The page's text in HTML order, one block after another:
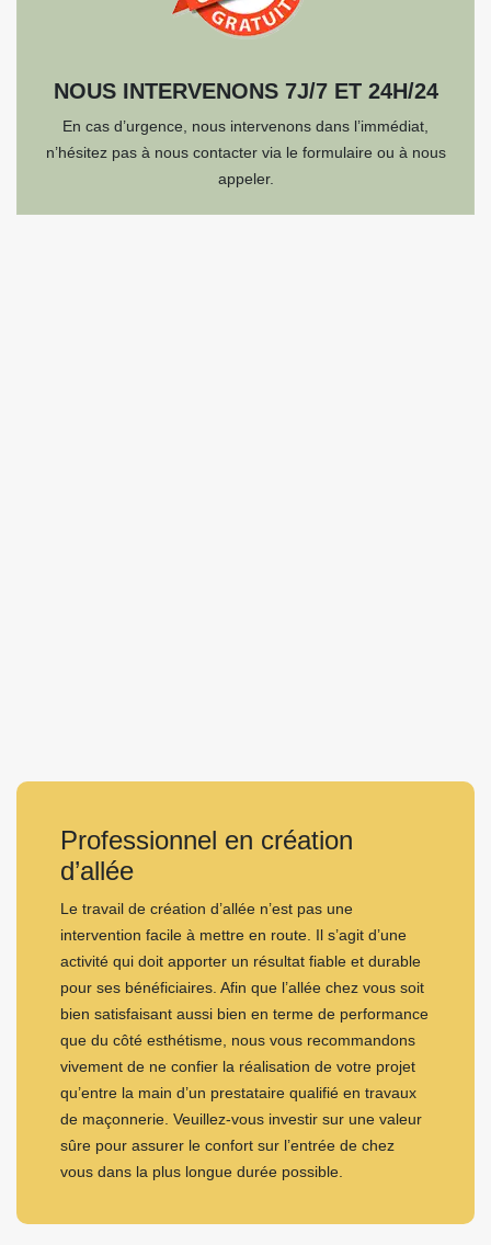
NOUS INTERVENONS 7J/7 ET 24H/24
En cas d’urgence, nous intervenons dans l’immédiat,
n’hésitez pas à nous contacter via le formulaire ou à nous
appeler.
Professionnel en création
d’allée
Le travail de création d’allée n’est pas une
intervention facile à mettre en route. Il s’agit d’une
activité qui doit apporter un résultat fiable et durable
pour ses bénéficiaires. Afin que l’allée chez vous soit
bien satisfaisant aussi bien en terme de performance
que du côté esthétisme, nous vous recommandons
vivement de ne confier la réalisation de votre projet
qu’entre la main d’un prestataire qualifié en travaux
de maçonnerie. Veuillez-vous investir sur une valeur
sûre pour assurer le confort sur l’entrée de chez
vous dans la plus longue durée possible.